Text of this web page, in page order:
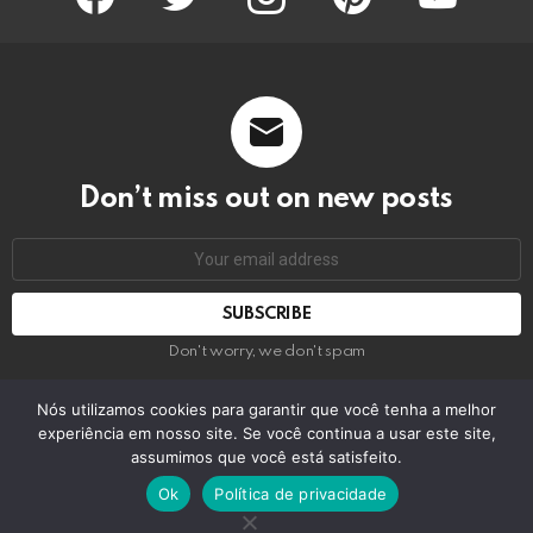
Don’t miss out on new posts
Don't worry, we don't spam
© 2026 by bring the pixel. Remember to change this
Contact us GDPR Privacy policy
Nós utilizamos cookies para garantir que você tenha a melhor
experiência em nosso site. Se você continua a usar este site,
assumimos que você está satisfeito.
Ok
Política de privacidade